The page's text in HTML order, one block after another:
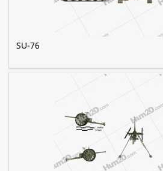
SU-76